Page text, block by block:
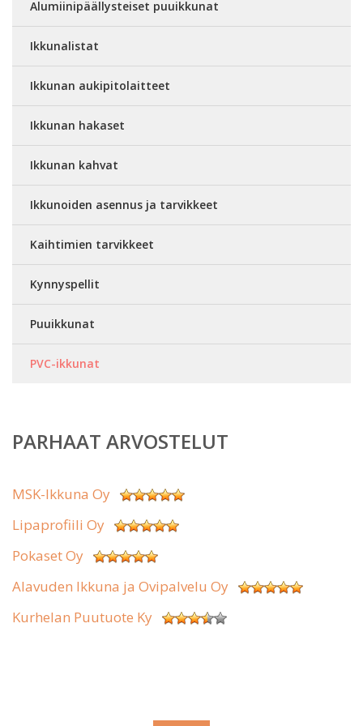
Alumiinipäällysteiset puuikkunat
Ikkunalistat
Ikkunan aukipitolaitteet
Ikkunan hakaset
Ikkunan kahvat
Ikkunoiden asennus ja tarvikkeet
Kaihtimien tarvikkeet
Kynnyspellit
Puuikkunat
PVC-ikkunat
PARHAAT ARVOSTELUT
MSK-Ikkuna Oy
Lipaprofiili Oy
Pokaset Oy
Alavuden Ikkuna ja Ovipalvelu Oy
Kurhelan Puutuote Ky